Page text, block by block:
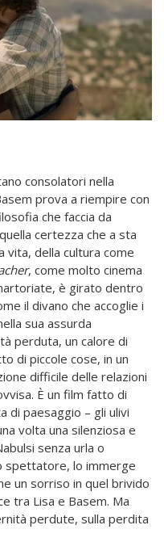
consolatori nella
prova a riempire con
che faccia da
certezza che a sta
vita, della cultura come
, come molto cinema
è girato dentro
il divano che accoglie i
sua assurda
perduta, un calore di
di piccole cose, in un
difficile delle relazioni
È un film fatto di
di paesaggio – gli ulivi
volta una silenziosa e
senza urla o
spettatore, lo immerge
un sorriso in quel brivido
tra Lisa e Basem. Ma
perdute, sulla perdita